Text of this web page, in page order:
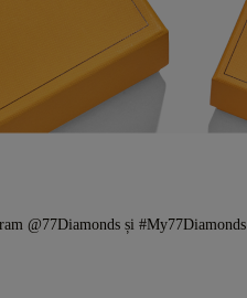
@77Diamonds și #My77Diamonds